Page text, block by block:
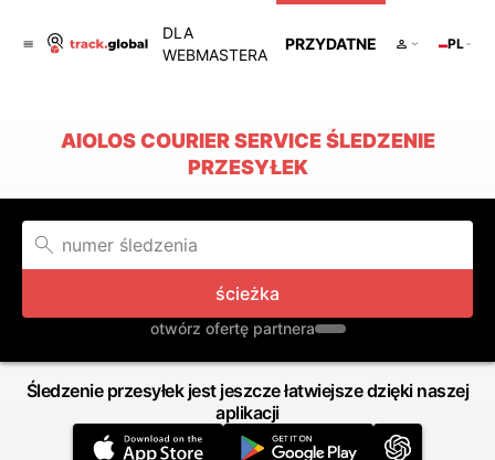
DLA
WEBMASTERA
PRZYDATNE PL
AIOLOS COURIER SERVICE ŚLEDZENIE
PRZESYŁEK
ścieżka
otwórz ofertę partnera
Śledzenie przesyłek jest jeszcze łatwiejsze dzięki naszej
aplikacji